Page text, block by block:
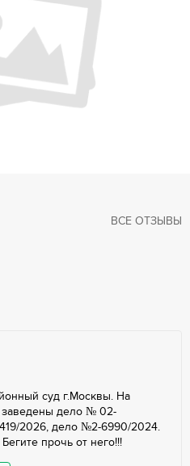
ВСЕ ОТЗЫВЫ
суд г.Москвы. На
заведены дело № 02-
2026, дело №2-6990/2024.
прочь от него!!!